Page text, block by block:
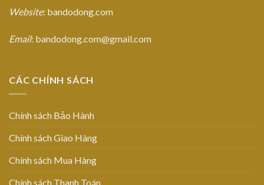
Website: bandodong.com
Email: bandodong.com@gmail.com
CÁC CHÍNH SÁCH
Chính sách Bảo Hành
Chính sách Giao Hàng
Chính sách Mua Hàng
Chính sách Thanh Toán